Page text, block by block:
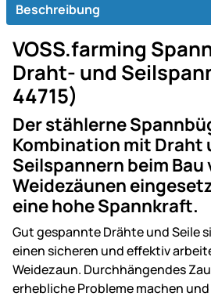
Beschreibung
VOSS.farming
Draht- und
44715)
Der stählerne
Kombination mit Draht
Seilspannern beim Bau
Weidezäunen
eine hohe Spannkraft.
Gut gespannte Drähte und Seile
einen sicheren und effektiv
Weidezaun. Durchhängendes
erhebliche Probleme machen